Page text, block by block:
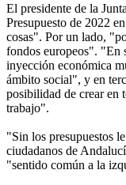
El presidente de la
Presupuesto de 2022
cosas". Por un lado,
fondos europeos". "En
inyección económica
ámbito social", y en
posibilidad de crear en
trabajo".
"Sin los presupuestos
ciudadanos de
"sentido común a la